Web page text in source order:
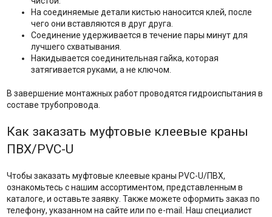
На соединяемые детали кистью наносится клей, после
чего они вставляются в друг друга.
Соединение удерживается в течение пары минут для
лучшего схватывания.
Накидывается соединительная гайка, которая
затягивается руками, а не ключом.
В завершение монтажных работ проводятся гидроиспытания в
составе трубопровода.
Как заказать муфтовые клеевые краны
ПВХ/PVC-U
Чтобы заказать муфтовые клеевые краны PVC-U/ПВХ,
ознакомьтесь с нашим ассортиментом, представленным в
каталоге, и оставьте заявку. Также можете оформить заказ по
телефону, указанном на сайте или по e-mail. Наш специалист